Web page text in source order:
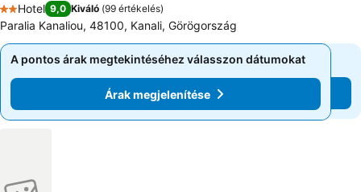
2 Kategória
Hotel 9,0 Kiváló (99 értékelés)
Paralia Kanaliou, 48100, Kanali, Görögország
A pontos árak megtekintéséhez válasszon dátumokat
Árak megjelenítése
A pontos árak megtekintéséhez válasszon dátumokat
Árak megjelenítése